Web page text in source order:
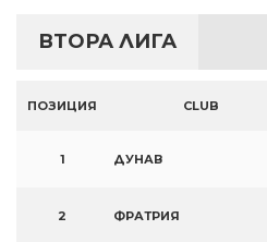
ВТОРА ЛИГА
ПОЗИЦИЯ CLUB
1 ДУНАВ
2 ФРАТРИЯ